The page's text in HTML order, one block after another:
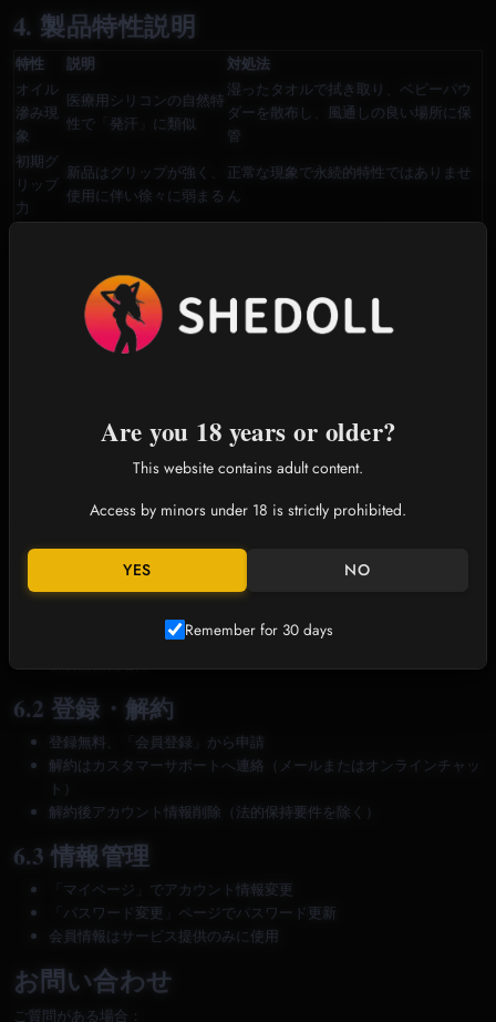
4. 製品特性説明
特性 説明
対処法
オイル
滲み現
象
医療用シリコンの自然特
性で「発汗」に類似
湿ったタオルで拭き取り、ベビーパウ
ダーを散布し、風通しの良い場所に保
管
初期グ
リップ
力
新品はグリップが強く、
使用に伴い徐々に弱まる
正常な現象で永続的特性ではありませ
ん
5. 使用上の注意事項
直射日光や高温環境を避ける
定期的な清掃と乾燥状態の維持
ご購入前に本免責事項を必ずお読みください。ご不明点はチャ
6. 会員ポリシー
6.1 会員特典
住所帳管理機能
新製品優先通知
6.2 登録・解約
登録無料、「会員登録」から申請
解約はカスタマーサポートへ連絡（メールまたはオンラインチャッ
ト）
解約後アカウント情報削除（法的保持要件を除く）
6.3 情報管理
「マイページ」でアカウント情報変更
「パスワード変更」ページでパスワード更新
会員情報はサービス提供のみに使用
お問い合わせ
ご質問がある場合：
Are you 18 years or older?
This website contains adult content.
Access by minors under 18 is strictly prohibited.
YES NO
Remember for 30 days